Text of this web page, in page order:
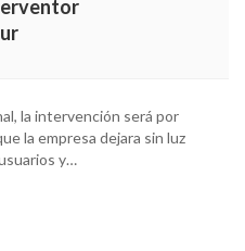
la intervención será por
la empresa dejara sin luz
y…